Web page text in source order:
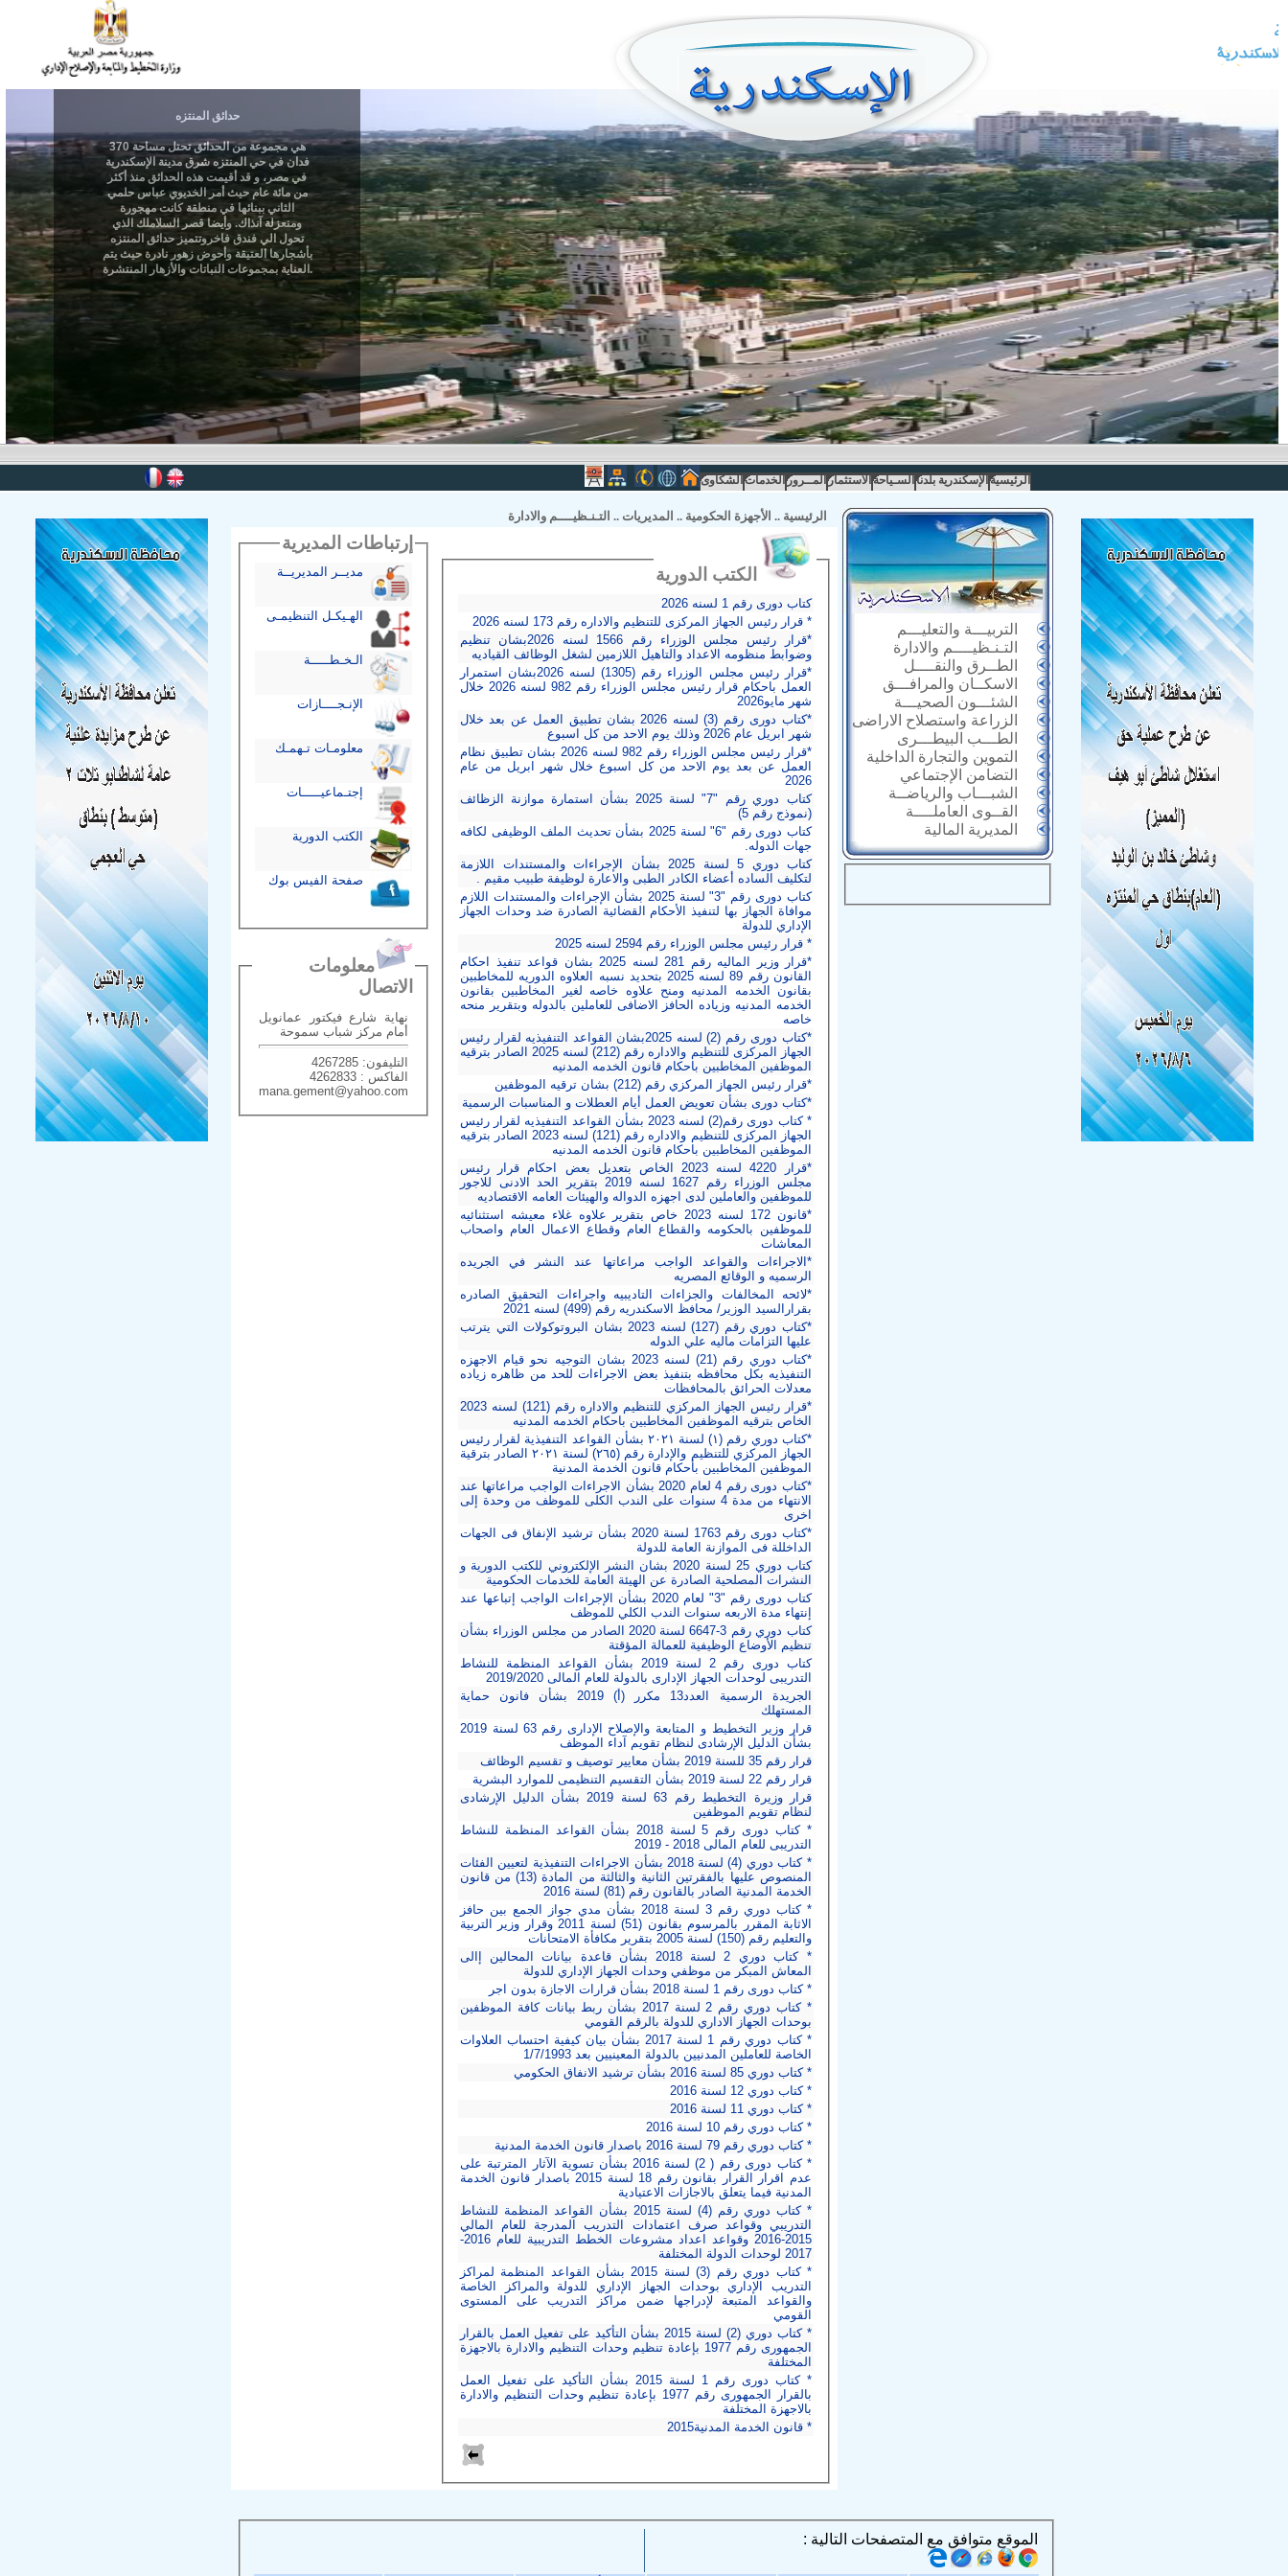
الرئيسية الإسكندرية بلدنا السـياحة الاستثمار المــرور الخدمات الشكاوى
التربيـــة والتعليـــم
التـنـظيــــم والادارة
الطــرق والنقــــل
الاسكــان والمرافـــق
الشئـــون الصحيـــة
الزراعة واستصلاح الاراضى
الطـــب البيطـــرى
التموين والتجارة الداخلية
التضامن الإجتماعي
الشبـــاب والرياضــة
القــوى العاملــــة
المديرية المالية
الرئيسية .. الأجهزة الحكومية .. المديريات .. التـنـظيــــم والادارة
كتاب دورى رقم 1 لسنه 2026
* قرار رئيس الجهاز المركزى للتنظيم والاداره رقم 173 لسنه 2026
*قرار رئيس مجلس الوزراء رقم 1566 لسنه 2026بشان تنظيم
وضوابط منظومه الاعداد والتاهيل اللازمين لشغل الوظائف القياديه
*قرار رئيس مجلس الوزراء رقم (1305) لسنه 2026بشان استمرار
العمل باحكام قرار رئيس مجلس الوزراء رقم 982 لسنه 2026 خلال
شهر مايو2026
*كتاب دورى رقم (3) لسنه 2026 بشان تطبيق العمل عن بعد خلال
شهر ابريل عام 2026 وذلك يوم الاحد من كل اسبوع
*قرار رئيس مجلس الوزراء رقم 982 لسنه 2026 بشان تطبيق نظام
العمل عن بعد يوم الاحد من كل اسبوع خلال شهر ابريل من عام
2026
كتاب دوري رقم "7" لسنة 2025 بشأن استمارة موازنة الزظائف
(نموذج رقم 5)
كتاب دورى رقم "6" لسنة 2025 بشأن تحديث الملف الوظيفى لكافه
جهات الدوله.
كتاب دوري 5 لسنة 2025 بشأن الإجراءات والمستندات اللازمة
لتكليف الساده أعضاء الكادر الطبى والاعارة لوظيفة طبيب مقيم .
كتاب دورى رقم "3" لسنة 2025 بشأن الإجراءات والمستندات اللازم
موافاة الجهاز بها لتنفيذ الأحكام القضائية الصادرة ضد وحدات الجهاز
الإداري للدولة
* قرار رئيس مجلس الوزراء رقم 2594 لسنه 2025
*قرار وزير الماليه رقم 281 لسنه 2025 بشان قواعد تنفيذ احكام
القانون رقم 89 لسنه 2025 بتحديد نسبه العلاوه الدوريه للمخاطبين
بقانون الخدمه المدنيه ومنح علاوه خاصه لغير المخاطبين بقانون
الخدمه المدنيه وزياده الحافز الاضافى للعاملين بالدوله وبتقرير منحه
خاصه
*كتاب دورى رقم (2) لسنه 2025بشان القواعد التنفيذيه لقرار رئيس
الجهاز المركزى للتنظيم والاداره رقم (212) لسنه 2025 الصادر بترقيه
الموظفين المخاطبين باحكام قانون الخدمه المدنيه
*قرار رئيس الجهاز المركزي رقم (212) بشان ترقيه الموظفين
*كتاب دورى بشأن تعويض العمل أيام العطلات و المناسبات الرسمية
* كتاب دورى رقم(2) لسنه 2023 بشأن القواعد التنفيذيه لقرار رئيس
الجهاز المركزى للتنظيم والاداره رقم (121) لسنه 2023 الصادر بترقيه
الموظفين المخاطبين باحكام قانون الخدمه المدنيه
*قرار 4220 لسنه 2023 الخاص بتعديل بعض احكام قرار رئيس
مجلس الوزراء رقم 1627 لسنه 2019 بتقرير الحد الادنى للاجور
للموظفين والعاملين لدى اجهزه الدواله والهيئات العامه الاقتصاديه
*قانون 172 لسنه 2023 خاص بتقرير علاوه غلاء معيشه استثنائيه
للموظفين بالحكومه والقطاع العام وقطاع الاعمال العام واصحاب
المعاشات
*الاجراءات والقواعد الواجب مراعاتها عند النشر في الجريده
الرسميه و الوقائع المصريه
*لائحه المخالفات والجزاءات التاديبيه واجراءات التحقيق الصادره
بقرارالسيد الوزير/ محافظ الاسكندريه رقم (499) لسنه 2021
*كتاب دوري رقم (127) لسنه 2023 بشان البروتوكولات التي يترتب
عليها التزامات ماليه علي الدوله
*كتاب دوري رقم (21) لسنه 2023 بشان التوجيه نحو قيام الاجهزه
التنفيذيه بكل محافظه بتنفيذ بعض الاجراءات للحد من ظاهره زياده
معدلات الحرائق بالمحافظات
*قرار رئيس الجهاز المركزي للتنظيم والاداره رقم (121) لسنه 2023
الخاص بترقيه الموظفين المخاطبين باحكام الخدمه المدنيه
*كتاب دوري رقم (١) لسنة ٢٠٢١ بشأن القواعد التنفيذية لقرار رئيس
الجهاز المركزي للتنظيم والإدارة رقم (٢٦٥) لسنة ٢٠٢١ الصادر بترقية
الموظفين المخاطبين بأحكام قانون الخدمة المدنية
*كتاب دورى رقم 4 لعام 2020 بشأن الاجراءات الواجب مراعاتها عند
الانتهاء من مدة 4 سنوات على الندب الكلى للموظف من وحدة إلى
اخرى
*كتاب دورى رقم 1763 لسنة 2020 بشأن ترشيد الإنفاق فى الجهات
الداخللة فى الموازنة العامة للدولة
كتاب دوري 25 لسنة 2020 بشان النشر الإلكتروني للكتب الدورية و
النشرات المصلحية الصادرة عن الهيئة العامة للخدمات الحكومية
كتاب دورى رقم "3" لعام 2020 بشأن الإجراءات الواجب إتباعها عند
إنتهاء مدة الاربعه سنوات الندب الكلي للموظف
كتاب دوري رقم 3-6647 لسنة 2020 الصادر من مجلس الوزراء بشأن
تنظيم الأوضاع الوظيفية للعمالة المؤقتة
كتاب دورى رقم 2 لسنة 2019 بشأن القواعد المنظمة للنشاط
التدريبى لوحدات الجهاز الإدارى بالدولة للعام المالى 2019/2020
الجريدة الرسمية العدد13 مكرر (أ) 2019 بشأن فانون حماية
المستهلك
قرار وزير التخطيط و المتابعة والإصلاح الإدارى رقم 63 لسنة 2019
بشأن الدليل الإرشادى لنظام تقويم آداء الموظف
قرار رقم 35 للسنة 2019 بشأن معايير توصيف و تقسيم الوظائف
قرار رقم 22 لسنة 2019 بشأن التقسيم التنظيمى للموارد البشرية
قرار وزيرة التخطيط رقم 63 لسنة 2019 بشأن الدليل الإرشادى
لنظام تقويم الموظفين
* كتاب دورى رقم 5 لسنة 2018 بشأن القواعد المنظمة للنشاط
التدريبى للعام المالى 2018 - 2019
* كتاب دوري (4) لسنة 2018 بشأن الاجراءات التنفيذية لتعيين الفئات
المنصوص عليها بالفقرتين الثانية والثالثة من المادة (13) من قانون
الخدمة المدنية الصادر بالقانون رقم (81) لسنة 2016
* كتاب دوري رقم 3 لسنة 2018 بشأن مدي جواز الجمع بين حافز
الاثابة المقرر بالمرسوم بقانون (51) لسنة 2011 وقرار وزير التربية
والتعليم رقم (150) لسنة 2005 بتقرير مكافأة الامتحانات
* كتاب دوري 2 لسنة 2018 بشأن قاعدة بيانات المحالين إالى
المعاش المبكر من موظفي وحدات الجهاز الإداري للدولة
* كتاب دورى رقم 1 لسنة 2018 بشأن قرارات الاجازة بدون اجر
* كتاب دوري رقم 2 لسنة 2017 بشأن ربط بيانات كافة الموظفين
بوحدات الجهاز الاداري للدولة بالرقم القومي
* كتاب دوري رقم 1 لسنة 2017 بشأن بيان كيفية احتساب العلاوات
الخاصة للعاملين المدنيين بالدولة المعينيين بعد 1/7/1993
* كتاب دوري 85 لسنة 2016 بشأن ترشيد الانفاق الحكومي
* كتاب دوري 12 لسنة 2016
* كتاب دوري 11 لسنة 2016
* كتاب دوري رقم 10 لسنة 2016
* كتاب دوري رقم 79 لسنة 2016 باصدار قانون الخدمة المدنية
* كتاب دورى رقم ( 2) لسنة 2016 بشأن تسوية الآثار المترتبة على
عدم اقرار القرار بقانون رقم 18 لسنة 2015 باصدار قانون الخدمة
المدنية فيما يتعلق بالاجازات الاعتيادية
* كتاب دوري رقم (4) لسنة 2015 بشأن القواعد المنظمة للنشاط
التدريبي وقواعد صرف اعتمادات التدريب المدرجة للعام المالي
2015-2016 وقواعد اعداد مشروعات الخطط التدريبية للعام 2016-
2017 لوحدات الدولة المختلفة
* كتاب دوري رقم (3) لسنة 2015 بشأن القواعد المنظمة لمراكز
التدريب الإداري بوحدات الجهاز الإداري للدولة والمراكز الخاصة
والقواعد المتبعة لإدراجها ضمن مراكز التدريب على المستوى
القومي
* كتاب دوري (2) لسنة 2015 بشأن التأكيد على تفعيل العمل بالقرار
الجمهورى رقم 1977 بإعادة تنظيم وحدات التنظيم والادارة بالاجهزة
المختلفة
* كتاب دورى رقم 1 لسنة 2015 بشأن التأكيد على تفعيل العمل
بالقرار الجمهورى رقم 1977 بإعادة تنظيم وحدات التنظيم والادارة
بالاجهزة المختلفة
* قانون الخدمة المدنية2015
إرتباطات المديرية
مديــر المديريــة
الهـيكـل التنظيمـى
الـخـطـــــة
الإنـجــــازات
معلومـات تـهمـك
إجتـماعيـــــات
الكتب الدورية
صفحة الفيس بوك
معلومات
الاتصال
نهاية شارع فيكتور عمانويل
أمام مركز شباب سموحة
التليفون: 4267285
الفاكس : 4262833
mana.gement@yahoo.com
الموقع متوافق مع المتصفحات التالية :